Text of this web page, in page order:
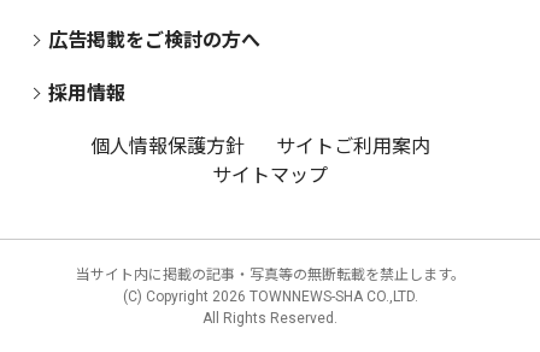
広告掲載をご検討の方へ
採用情報
個人情報保護方針
サイトご利用案内
サイトマップ
当サイト内に掲載の記事・写真等の無断転載を禁止します。
(C) Copyright 2026 TOWNNEWS-SHA CO.,LTD.
All Rights Reserved.